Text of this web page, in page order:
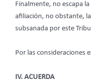
Finalmente, no escapa
afiliación, no obstante,
subsanada por este
Por las consideraciones
IV. ACUERDA